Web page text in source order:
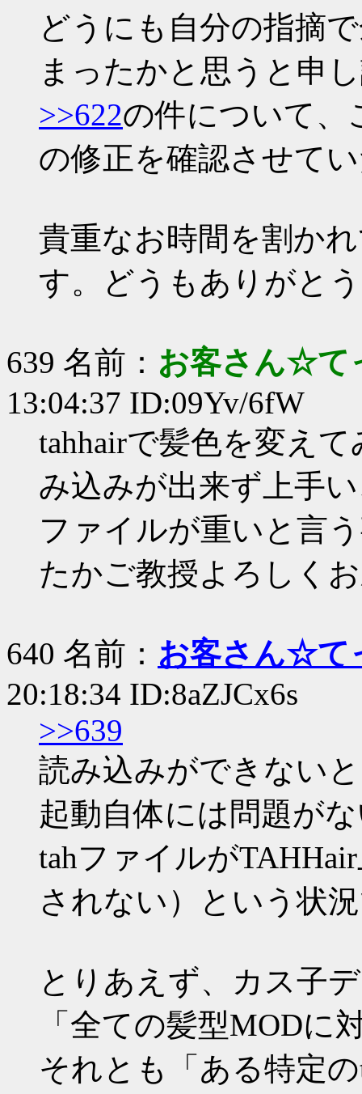
どうにも自分の指摘
まったかと思うと申
>>622の件について、
の修正を確認させて
貴重なお時間を割か
す。どうもありがと
639 名前： お客さん☆て
13:04:37 ID:09Yv/6fW
tahhairで髪色を変え
み込みが出来ず上手
ファイルが重いと言
たかご教授よろしく
640 名前： お客さん☆て
20:18:34 ID:8aZJCx6s
>>639
読み込みができない
起動自体には問題が
tahファイルが
されない）という状
とりあえず、カス子
「全ての髪型MODに
それとも「ある特定